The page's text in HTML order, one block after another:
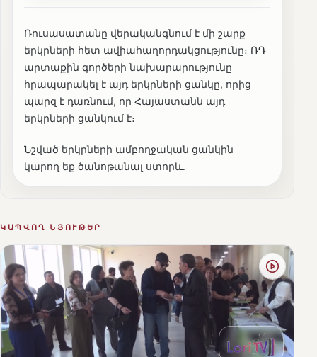
Ռուսասատանը վերականգնում է մի շարք
երկրների հետ ավիահաղորդակցությունը։ ՌԴ
արտաքին գործերի նախարարությունը
հրապարակել է այդ երկրների ցանկը, որից
պարզ է դառնում, որ Հայաստանն այդ
երկրների ցանկում է։
Նշված երկրների ամբողջական ցանկին
կարող եք ծանոթանալ ստորև․
ԿԱՊՎՈՂ ՆՅՈՒԹԵՐ